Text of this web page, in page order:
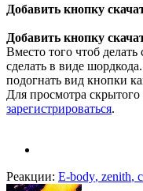
Добавить кнопку
Добавить кнопку
Вместо того чтоб
сделать в виде
подогнать вид кнопки
Для просмотра
зарегистрироваться.
Реакции: E-body, zenith,